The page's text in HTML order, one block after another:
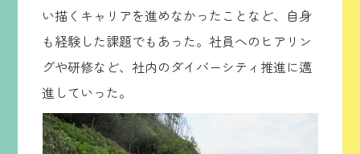
い描くキャリアを進めなかったことなど、自身
も経験した課題でもあった。社員へのヒアリン
グや研修など、社内のダイバーシティ推進に邁
進していった。